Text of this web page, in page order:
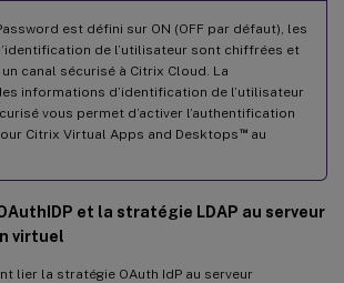
est défini sur ON (OFF par défaut), les
de l’utilisateur sont chiffrées et
canal sécurisé à Citrix Cloud. La
informations d’identification de l’utilisateur
vous permet d’activer l’authentification
Citrix Virtual Apps and Desktops ™au
et la stratégie LDAP au serveur
virtuel
lier la stratégie OAuth IdP au serveur